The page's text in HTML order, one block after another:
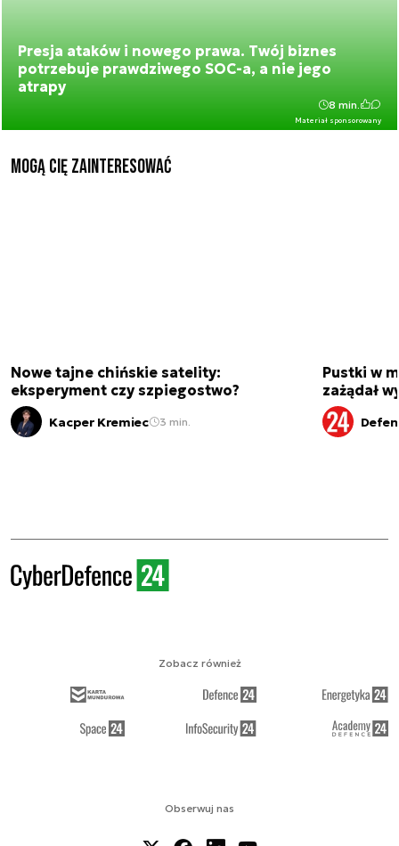
Presja ataków i nowego prawa. Twój biznes
potrzebuje prawdziwego SOC-a, a nie jego
atrapy
Materiał sponsorowany
8 min.
Mogą Cię zainteresować
Nowe tajne chińskie satelity:
eksperyment czy szpiegostwo?
Kacper Kremiec 3 min.
Pustki w
zażądał
Obserwuj nas
Zobacz również